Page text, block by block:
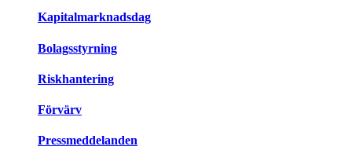
Kapitalmarknadsdag
Bolagsstyrning
Riskhantering
Förvärv
Pressmeddelanden